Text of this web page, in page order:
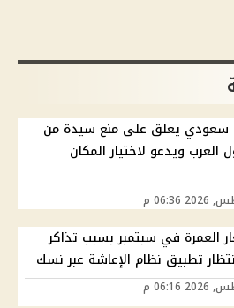
سعودي يعلق على منع سيدة من
العرب ويدعو لاختيار المكان
العمرة في سبتمبر بسبب تذاكر
تطبيق نظام الإعاشة عبر نسك